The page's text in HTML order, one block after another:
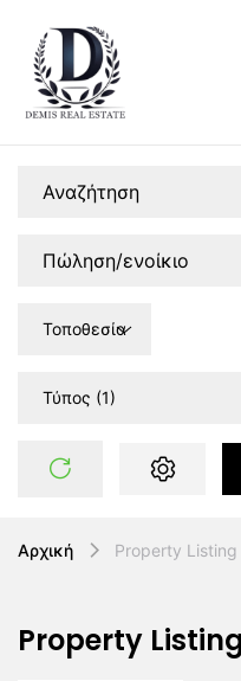
Τοποθεσία
Τύπος (1)
Αρχική Property Listing
Property Listing